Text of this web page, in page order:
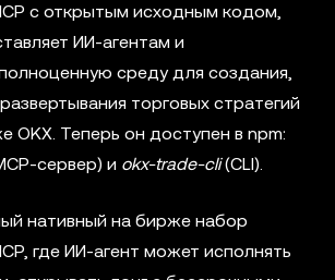
с открытым исходным кодом,
ИИ-агентам и
среду для создания,
торговых стратегий
OKX. Теперь он доступен в npm:
сервер) и okx-trade-cli(CLI).
нативный на бирже набор
где ИИ-агент может исполнять